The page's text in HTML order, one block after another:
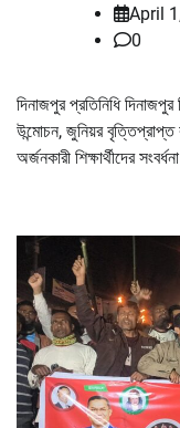
April
0
দিনাজপুর প্রতিনিধি
উন্মোচন, জুনিয়র
অর্জনকারী শিক্ষার্থীদের